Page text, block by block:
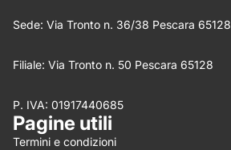
Nome *
Sede: Via Tronto n. 36/38 Pescara 65128
Filiale: Via Tronto n. 50 Pescara 65128
P. IVA: 01917440685
Pagine utili
Termini e condizioni